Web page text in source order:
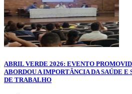
ABRIL VERDE 2026: EVENTO
ABORDOU A IMPORTÂNCIA DA SAÚDE
DE TRABALHO